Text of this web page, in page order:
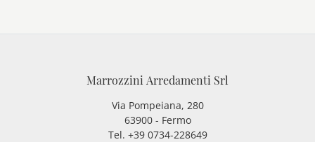
Marrozzini Arredamenti Srl
Via Pompeiana, 280
63900 - Fermo
Tel. +39 0734-228649